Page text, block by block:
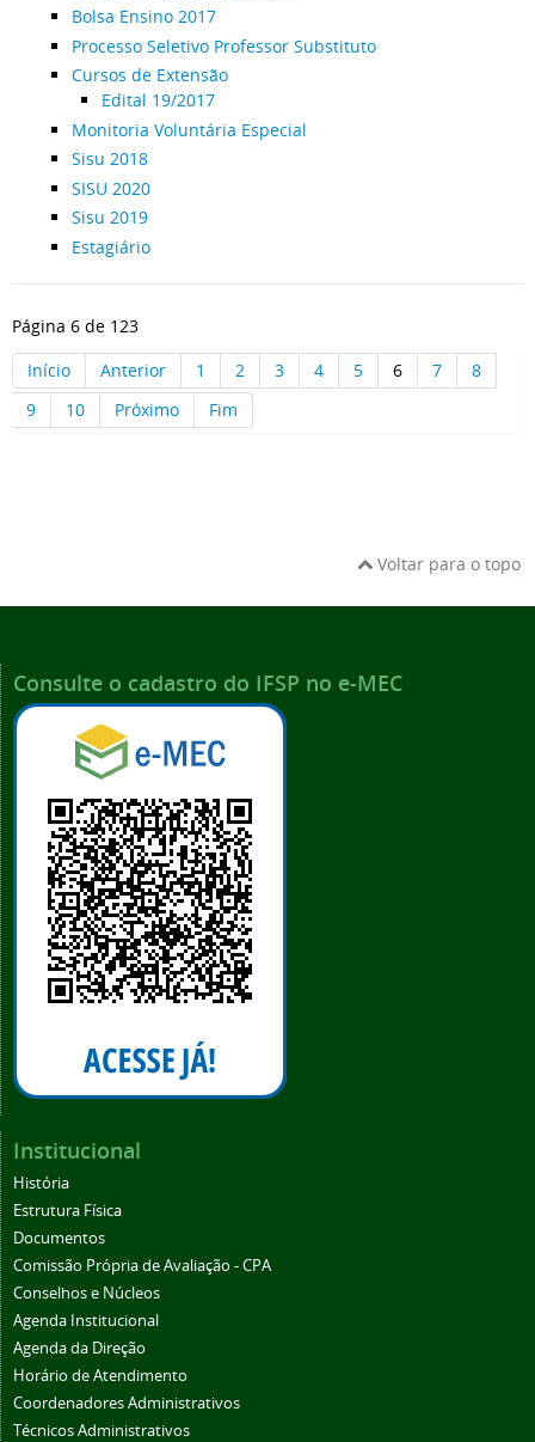
Bolsa Ensino 2017
Processo Seletivo Professor Substituto
Cursos de Extensão
Edital 19/2017
Monitoria Voluntária Especial
Sisu 2018
SISU 2020
Sisu 2019
Estagiário
Página 6 de 123
Início
Anterior 1 2 3 4 5 6 7
8
9
10 Próximo Fim
Voltar para o topo
Consulte o cadastro do IFSP no e-MEC
Institucional
História
Estrutura Física
Documentos
Comissão Própria de Avaliação - CPA
Conselhos e Núcleos
Agenda Institucional
Agenda da Direção
Horário de Atendimento
Coordenadores Administrativos
Técnicos Administrativos